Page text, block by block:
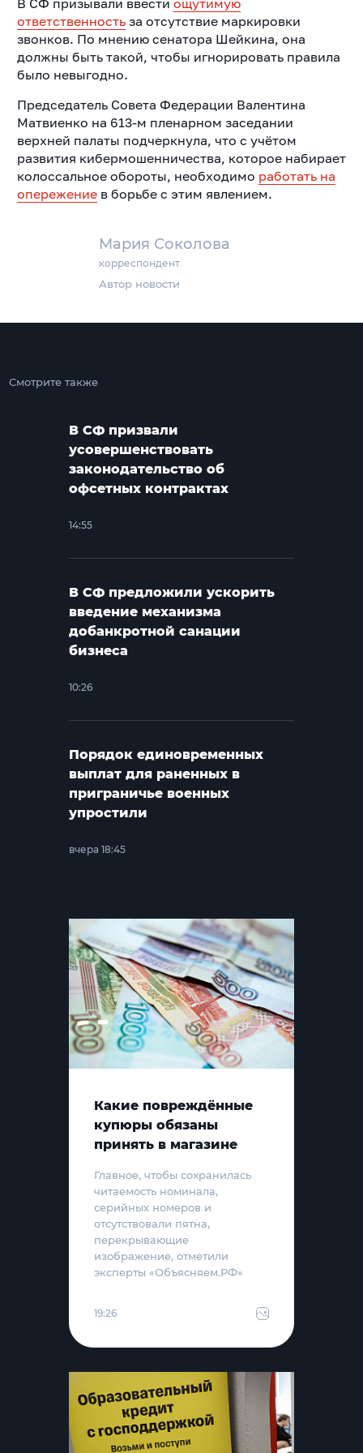
Мария Соколова
корреспондент
Автор новости
В СФ призывали ввести ощутимую
ответственностьза отсутствие маркировки
звонков. По мнению сенатора Шейкина, она
должны быть такой, чтобы игнорировать правила
было невыгодно.
Председатель Совета Федерации Валентина
Матвиенко на 613-м пленарном заседании
верхней палаты подчеркнула, что с учётом
развития кибермошенничества, которое набирает
колоссальное обороты, необходимо работать на
опережениев борьбе с этим явлением.
Смотрите также
В СФ призвали
усовершенствовать
законодательство об
офсетных контрактах
14:55
В СФ предложили ускорить
введение механизма
добанкротной санации
бизнеса
10:26
Порядок единовременных
выплат для раненных в
приграничье военных
упростили
вчера 18:45
Какие повреждённые
купюры обязаны
принять в магазине
Главное, чтобы сохранилась
читаемость номинала,
серийных номеров и
отсутствовали пятна,
перекрывающие
изображение, отметили
эксперты «Объясняем.РФ»
19:26